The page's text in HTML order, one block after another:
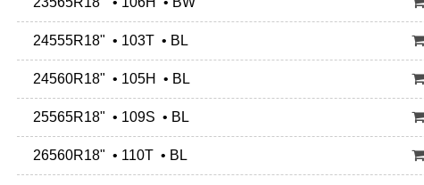
24555R18" • 103T • BL
24560R18" • 105H • BL
25565R18" • 109S • BL
26560R18" • 110T • BL